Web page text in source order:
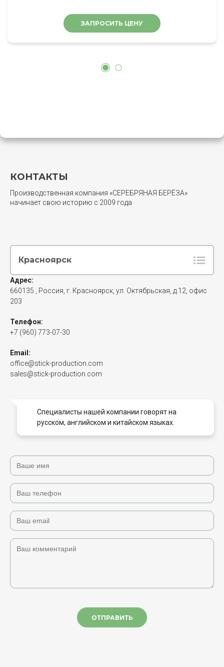
ЗАПРОСИТЬ ЦЕНУ
КОНТАКТЫ
Производственная компания «СЕРЕБРЯНАЯ БЕРЁЗА»
начинает свою историю с 2009 года
Красноярск
Адрес:
660135 , Россия, г. Красноярск, ул. Октябрьская, д.12, офис
203
Телефон:
+7 (960) 773-07-30
Email:
office@stick-production.com
sales@stick-production.com
Специалисты нашей компании говорят на
русском, английском и китайском языках.
ОТПРАВИТЬ